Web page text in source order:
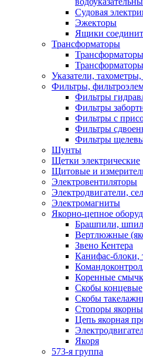
Судовая
Эжекторы
Ящики
Трансформаторы
Указатели,
Фильтры,
Фильтры
Фильтры
Фильтры с
Фильтры
Фильтры
Шунты
Щетки электрические
Щитовые и
Электровентиляторы
Электродвигатели,
Электромагниты
Якорно-цепное
Брашпили,
Вертлюжные
Звено Кентера
Канифас-блоки,
Коренные
Скобы концевые
Скобы
Стопоры
Цепь якорная
Якоря
573-я группа